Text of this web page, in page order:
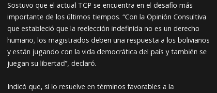
Sostuvo que el actual TCP se encuentra en el desafío más
importante de los últimos tiempos. “Con la Opinión Consultiva
que estableció que la reelección indefinida no es un derecho
humano, los magistrados deben una respuesta a los bolivianos
y están jugando con la vida democrática del país y también se
juegan su libertad”, declaró.
Indicó que, si lo resuelve en términos favorables a la